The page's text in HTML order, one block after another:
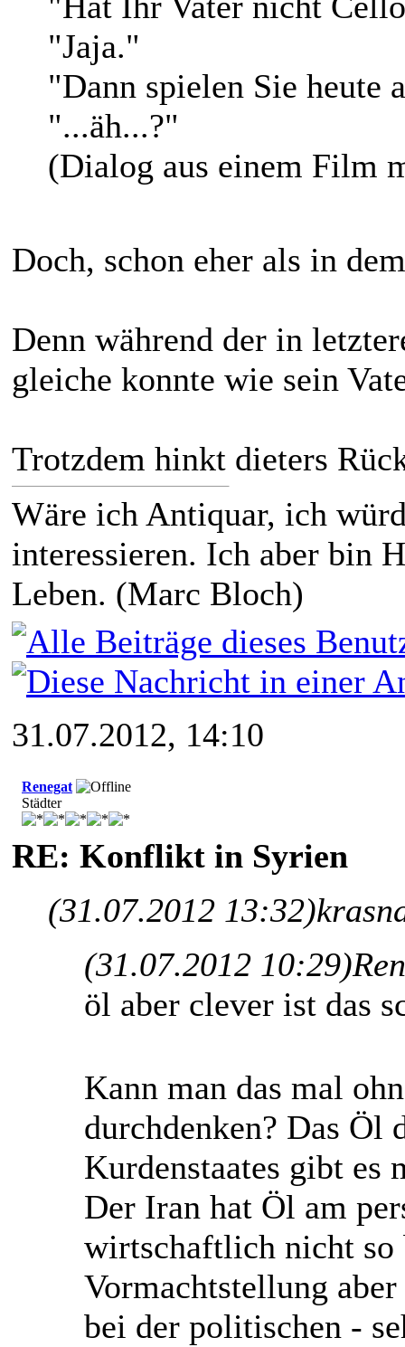
"Jaja."
"Dann spielen Sie heute
"...äh...?"
(Dialog aus einem Film
Doch, schon eher als in
Denn während der in
gleiche konnte wie sein
Trotzdem hinkt dieters
Wäre ich Antiquar, ich
interessieren. Ich aber bin
Leben. (Marc Bloch)
31.07.2012, 14:10
Renegat
Städter
RE: Konflikt in Syrien
(31.07.2012 13:32)
(31.07.2012 10:29)
öl aber clever ist das
Kann man das mal
durchdenken? Das Öl
Kurdenstaates gibt
Der Iran hat Öl am
wirtschaftlich nicht so
Vormachtstellung
bei der politischen -